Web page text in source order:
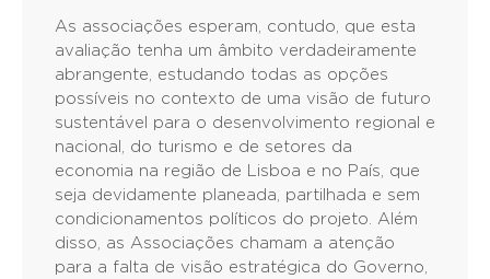
As associações esperam, contudo, que esta
avaliação tenha um âmbito verdadeiramente
abrangente, estudando todas as opções
possíveis no contexto de uma visão de futuro
sustentável para o desenvolvimento regional e
nacional, do turismo e de setores da
economia na região de Lisboa e no País, que
seja devidamente planeada, partilhada e sem
condicionamentos políticos do projeto. Além
disso, as Associações chamam a atenção
para a falta de visão estratégica do Governo,